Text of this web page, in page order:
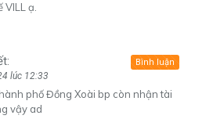
ạ.
lúc 12:33
phố Đồng Xoài bp còn nhận tài
vậy ad
Bình luận